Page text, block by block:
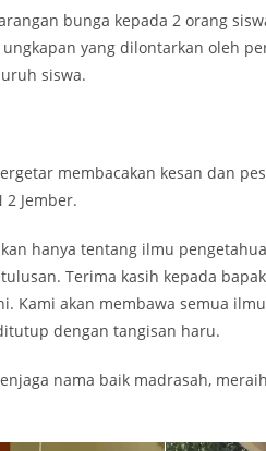
bunga kepada 2 orang
yang dilontarkan oleh
siswa.
membacakan kesan dan
Jember.
hanya tentang ilmu
Terima kasih kepada
Kami akan membawa semua
dengan tangisan haru.
nama baik madrasah,